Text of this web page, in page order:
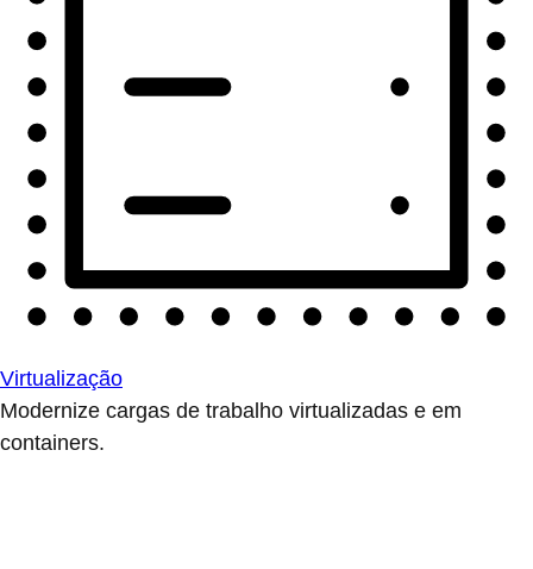
Virtualização
Modernize cargas de trabalho virtualizadas e em
containers.